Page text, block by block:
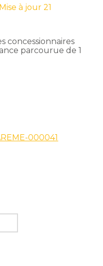
à jour 21
concessionnaires
parcourue de 1
000041